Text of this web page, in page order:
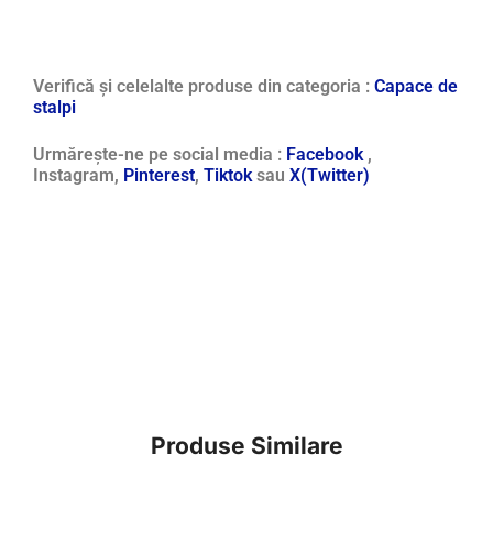
Verifică și celelalte produse din categoria : Capace de
stalpi
Urmărește-ne pe social media : Facebook ,
Instagram, Pinterest, Tiktoksau X(Twitter)
Produse Similare